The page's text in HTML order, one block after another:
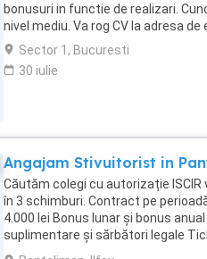
bonusuri in functie de realizari.
nivel mediu. Va rog CV la adresa de
Sector 1, Bucuresti
30 iulie
Angajam Stivuitorist in
Căutăm colegi cu autorizație
în 3 schimburi. Contract pe
4.000 lei Bonus lunar și bonus
suplimentare și sărbători legale
Transport ...